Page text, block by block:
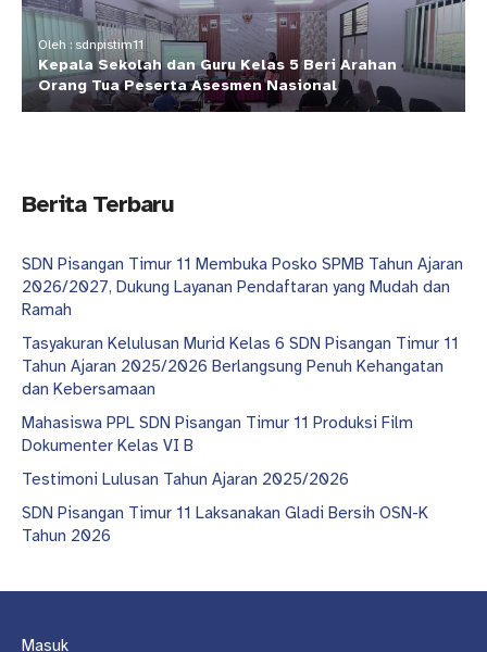
Oleh : sdnpistim11
Kepala Sekolah dan Guru Kelas 5 Beri Arahan
Orang Tua Peserta Asesmen Nasional
Berita Terbaru
SDN Pisangan Timur 11 Membuka Posko SPMB Tahun Ajaran
2026/2027, Dukung Layanan Pendaftaran yang Mudah dan
Ramah
Tasyakuran Kelulusan Murid Kelas 6 SDN Pisangan Timur 11
Tahun Ajaran 2025/2026 Berlangsung Penuh Kehangatan
dan Kebersamaan
Mahasiswa PPL SDN Pisangan Timur 11 Produksi Film
Dokumenter Kelas VI B
Testimoni Lulusan Tahun Ajaran 2025/2026
SDN Pisangan Timur 11 Laksanakan Gladi Bersih OSN-K
Tahun 2026
Masuk